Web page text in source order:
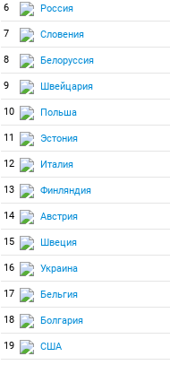
6 Россия
7 Словения
8 Белоруссия
9 Швейцария
10 Польша
11 Эстония
12 Италия
13 Финляндия
14 Австрия
15 Швеция
16 Украина
17 Бельгия
18 Болгария
19 США